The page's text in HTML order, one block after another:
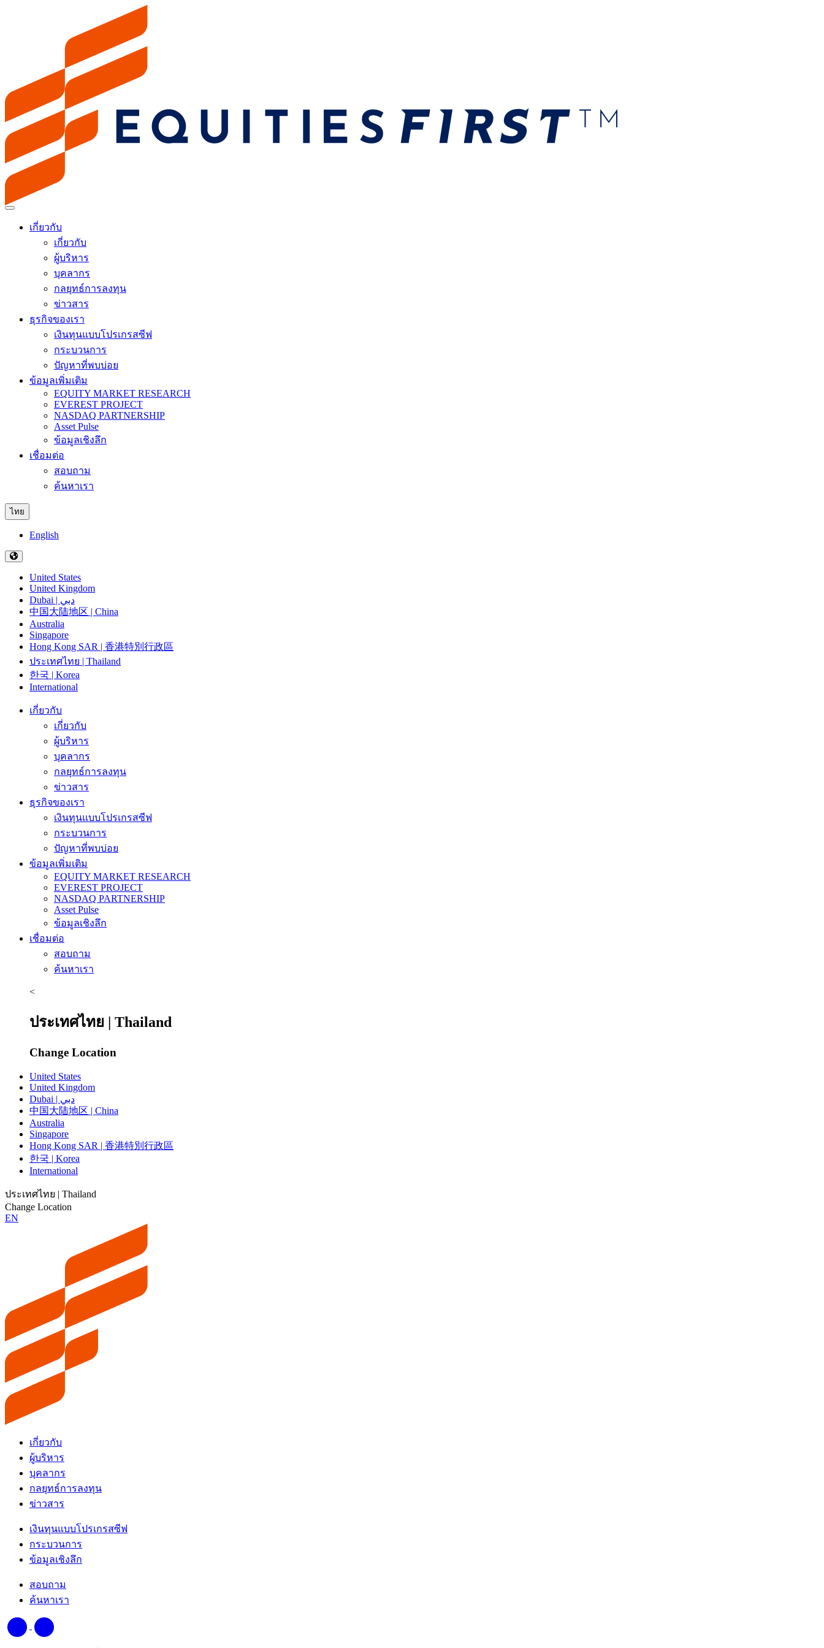
เกี่ยวกับ
เกี่ยวกับ
ผู้บริหาร
บุคลากร
กลยุทธ์การลงทุน
ข่าวสาร
ธุรกิจของเรา
เงินทุนแบบโปรเกรสซีฟ
กระบวนการ
ปัญหาที่พบบ่อย
ข้อมูลเพิ่มเติม
EQUITY MARKET RESEARCH
EVEREST PROJECT
NASDAQ PARTNERSHIP
Asset Pulse
ข้อมูลเชิงลึก
เชื่อมต่อ
สอบถาม
ค้นหาเรา
ไทย
English
United States
United Kingdom
Dubai | دبي
中国大陆地区 | China
Australia
Singapore
Hong Kong SAR | 香港特別行政區
ประเทศไทย | Thailand
한국 | Korea
International
เกี่ยวกับ
เกี่ยวกับ
ผู้บริหาร
บุคลากร
กลยุทธ์การลงทุน
ข่าวสาร
ธุรกิจของเรา
เงินทุนแบบโปรเกรสซีฟ
กระบวนการ
ปัญหาที่พบบ่อย
ข้อมูลเพิ่มเติม
EQUITY MARKET RESEARCH
EVEREST PROJECT
NASDAQ PARTNERSHIP
Asset Pulse
ข้อมูลเชิงลึก
เชื่อมต่อ
สอบถาม
ค้นหาเรา
<
ประเทศไทย | Thailand
Change Location
United States
United Kingdom
Dubai | دبي
中国大陆地区 | China
Australia
Singapore
Hong Kong SAR | 香港特別行政區
한국 | Korea
International
ประเทศไทย | Thailand
Change Location
EN
เกี่ยวกับ
ผู้บริหาร
บุคลากร
กลยุทธ์การลงทุน
ข่าวสาร
เงินทุนแบบโปรเกรสซีฟ
กระบวนการ
ข้อมูลเชิงลึก
สอบถาม
ค้นหาเรา